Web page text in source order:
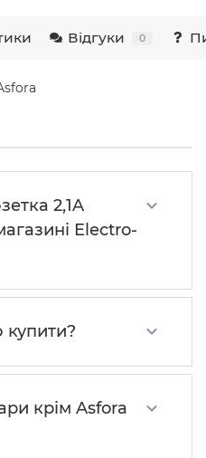
Відгуки 0
2,1A
Electro-
купити?
крім Asfora